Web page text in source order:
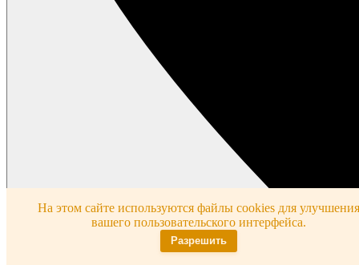
На этом сайте используются файлы cookies для улучшения
вашего пользовательского интерфейса.
Разрешить